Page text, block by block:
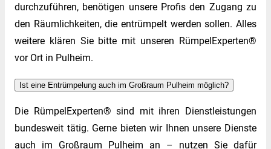
durchzuführen, benötigen unsere Profis den Zugang zu
den Räumlichkeiten, die entrümpelt werden sollen. Alles
weitere klären Sie bitte mit unseren RümpelExperten®
vor Ort in Pulheim.
Ist eine Entrümpelung auch im Großraum Pulheim möglich?
Die RümpelExperten® sind mit ihren Dienstleistungen
bundesweit tätig. Gerne bieten wir Ihnen unsere Dienste
auch im Großraum Pulheim an – nutzen Sie dafür